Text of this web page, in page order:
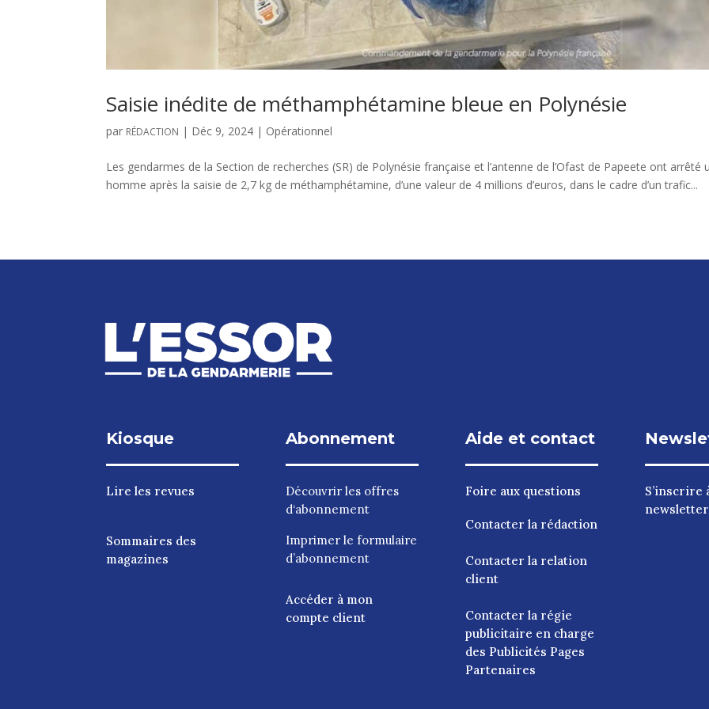
Saisie inédite de méthamphétamine bleue en Polynésie
par RÉDACTION | Déc 9, 2024 | Opérationnel
Les gendarmes de la Section de recherches (SR) de Polynésie française et l’antenne de l’Ofast de Papeete ont arrêté
homme après la saisie de 2,7 kg de méthamphétamine, d’une valeur de 4 millions d’euros, dans le cadre d’un trafic...
Kiosque
Lire les revues
Sommaires des
magazines
Abonnement
Découvrir les offres
d‘abonnement
Imprimer leformulaire
d’abonnement
Accéder à mon
compte client
Aide et contact
Foire aux questions
Contacter la rédaction
Contacter la relation
client
Contacter la régie
publicitaire en charge
des Publicités Pages
Partenaires
S’inscrire
newsletter